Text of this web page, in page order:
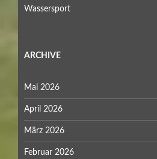
Wassersport
ARCHIVE
Mai 2026
April 2026
März 2026
Februar 2026